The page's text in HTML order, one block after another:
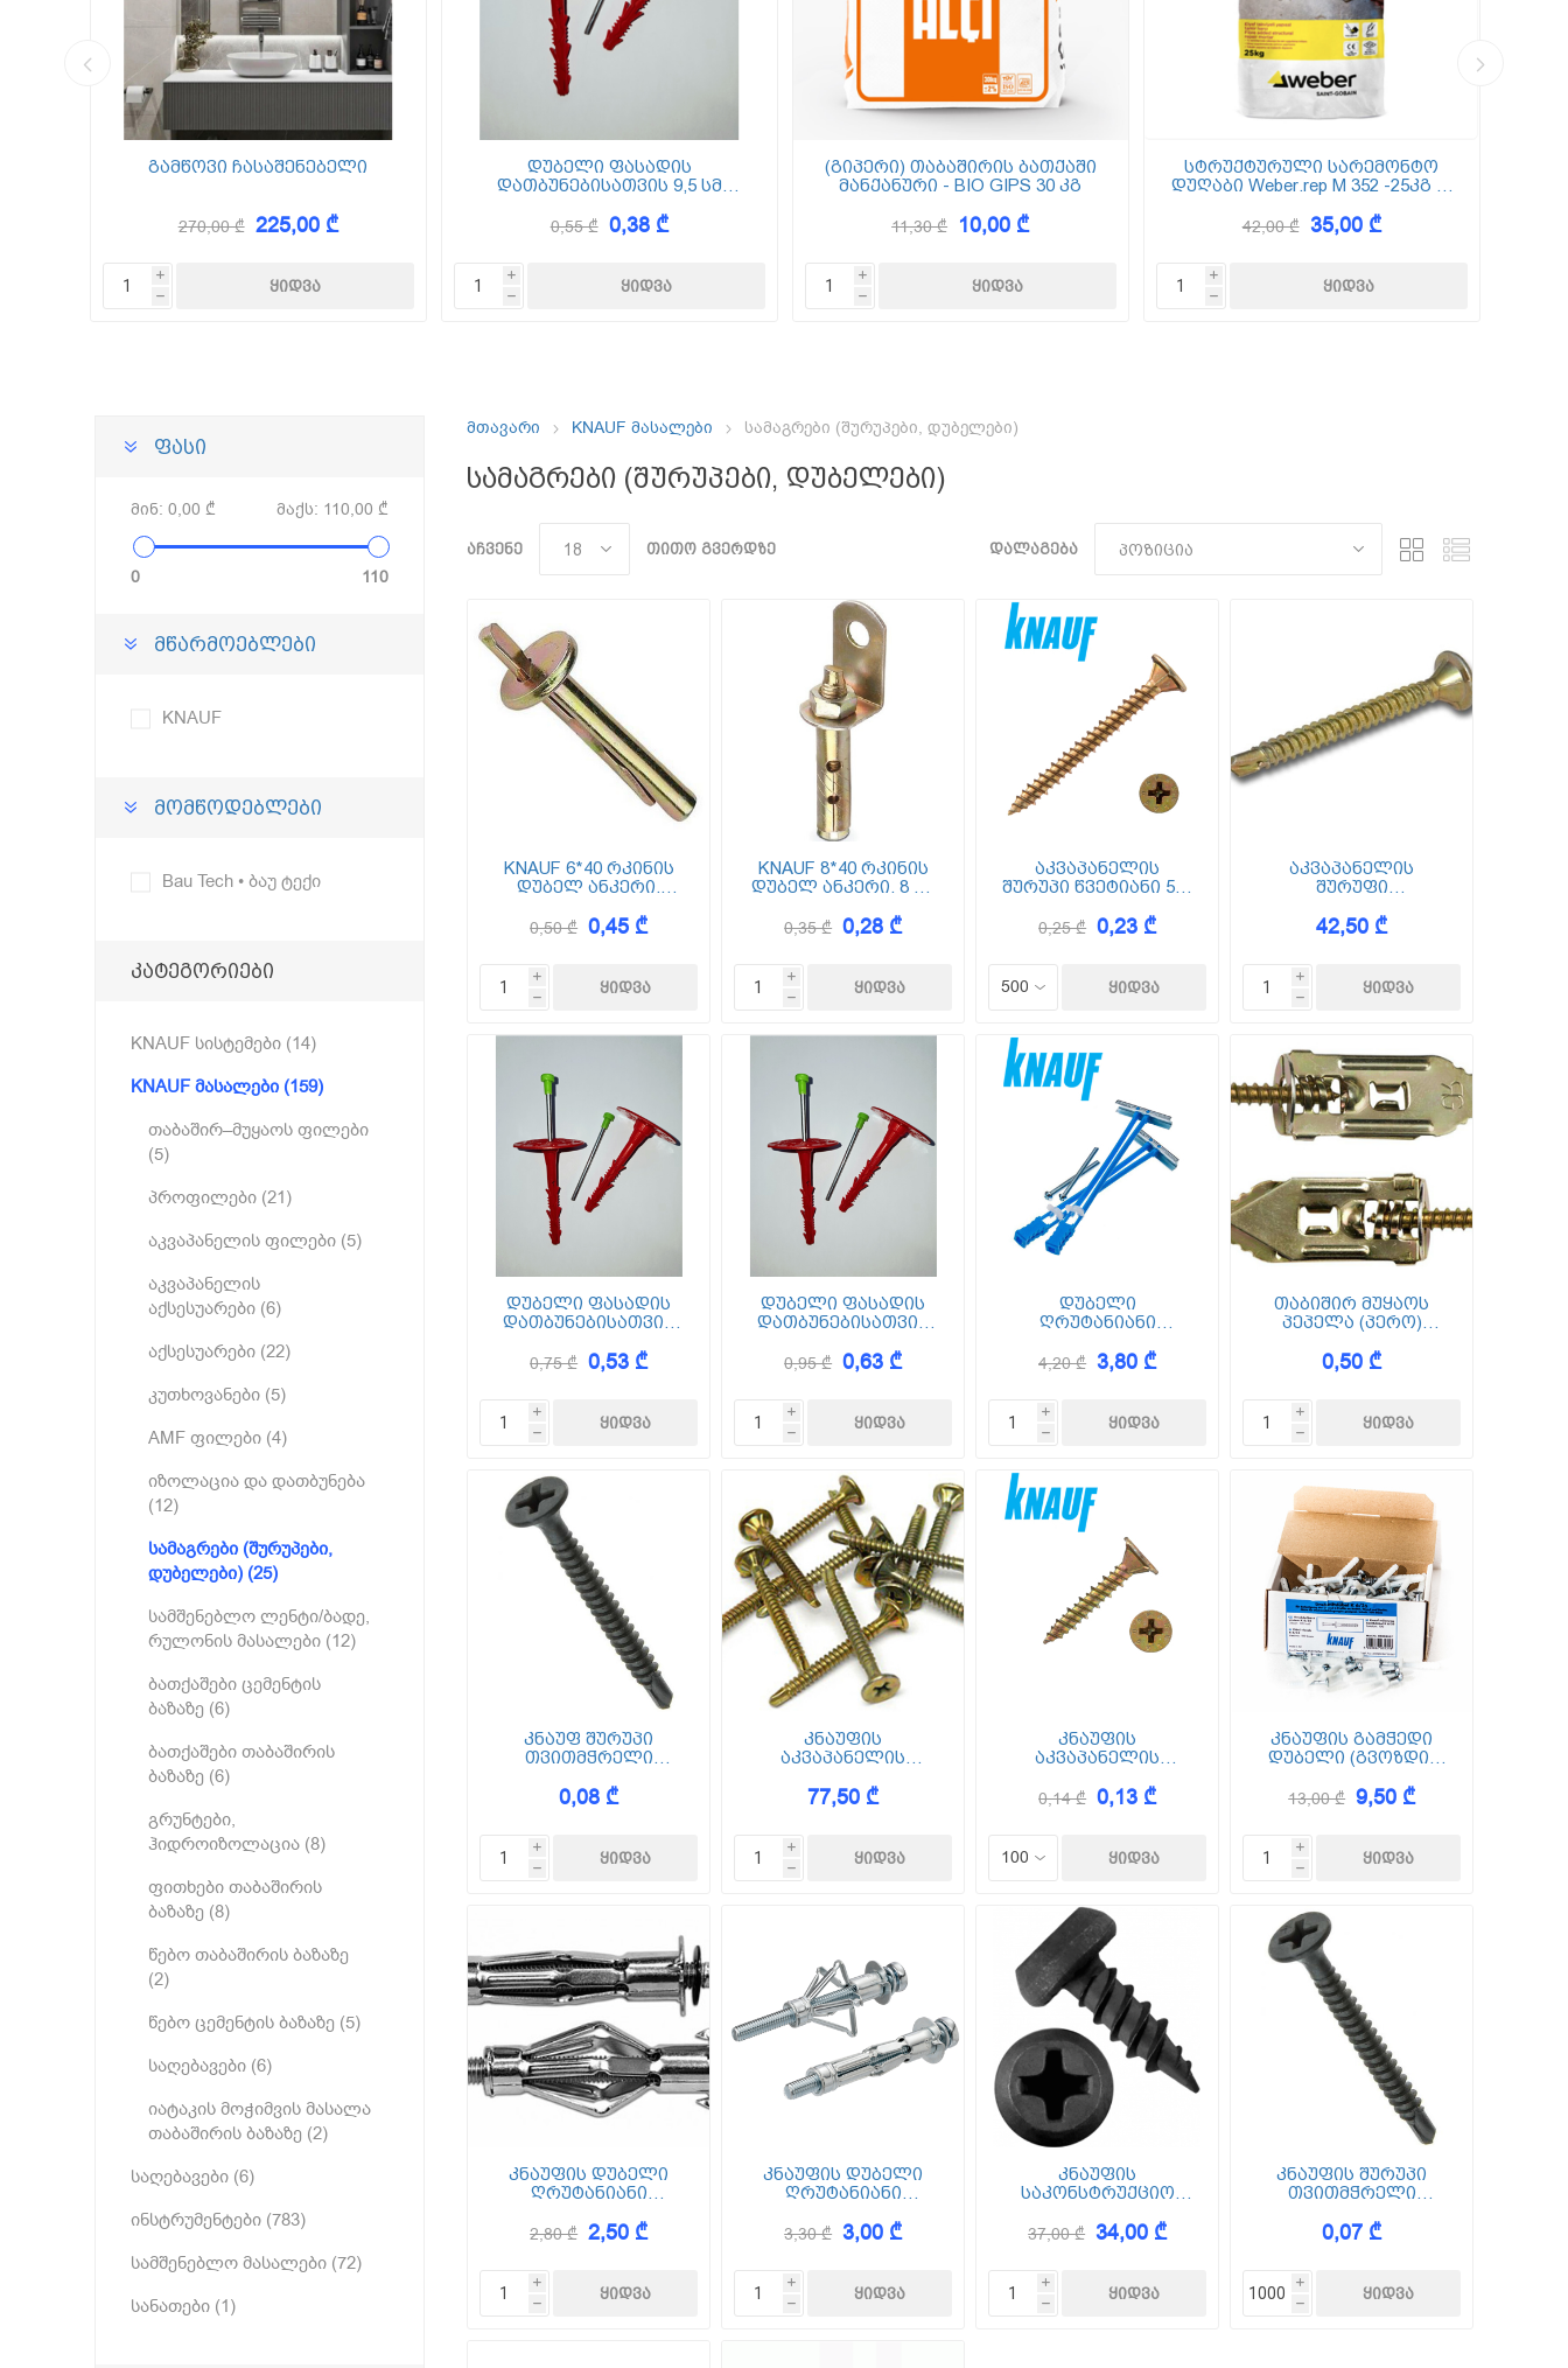
კედლის შემოსვები
KAEM Dekor
გამწოვი ჩასაშენებელი
270,00 ₾ 225,00 ₾
i
h
დუბელი ფასადის
დათბუნებისათვის 9,5 სმ
0,55 ₾ 0,38 ₾
i
h
(გიპერი) თაბაშირის ბათქაში
მანქანური - BIO GIPS 30 კგ
11,30 ₾ 10,00 ₾
i
h
სტრუქტურული სარემონტო
დუღაბი Weber.rep M 352 -25კგ (5
42,00 ₾ 35,00 ₾
i
h
მთავარი KNAUF მასალები სამაგრები (შურუპები, დუბელები)
სამაგრები (შურუპები, დუბელები)
დალაგება
აჩვენე თითო გვერდზე
KNAUF 6*40 რკინის
დუბელ ანკერი.
მმ დიამეტრით
0,50 ₾ 0,45 ₾
i
h
KNAUF 8*40 რკინის
დუბელ ანკერი. 8 მმ
0,35 ₾ 0,28 ₾
i
h
აკვაპანელის
შურუპი წვეტიანი 500
0,25 ₾ 0,23 ₾
აკვაპანელის
შურუფი
3.9*25 (250ც)
42,50 ₾
i
h
დუბელი ფასადის
დათბუნებისათვის
XPS EPS
0,75 ₾ 0,53 ₾
i
h
დუბელი ფასადის
დათბუნებისათვის
XPS EPS
0,95 ₾ 0,63 ₾
i
h
დუბელი
ღრუტანიანი
Hartmut M5/60
4,20 ₾ 3,80 ₾
i
h
თაბიშირ მუყაოს
პეპელა (პერო)
რამდენიმე
ფილიანი შემოსვის
0,50 ₾
i
h
კნაუფ შურუპი
თვითმჭრელი
3.5x35 1000ც
0,08 ₾
i
h
კნაუფის
აკვაპანელის
ბურღთავიანი (SB 39)
77,50 ₾
i
h
კნაუფის
აკვაპანელის
1000 ც (SN 25) 4.2*25
0,14 ₾ 0,13 ₾
კნაუფის გამჭედი
დუბელი (გვოზდი)
13,00 ₾ 9,50 ₾
i
h
კნაუფის დუბელი
ღრუტანიანი
გამოიყენება თ/მ
ფილის 1 ფენიანი
შემოსვის დროს.
2,80 ₾ 2,50 ₾
i
h
კნაუფის დუბელი
ღრუტანიანი
გამოიყენება თ/მ
ფილის 2 ფენიანი
შემოსვის დროს.
3,30 ₾ 3,00 ₾
i
h
კნაუფის
საკონსტრუქციო
თვითმჭრელი ლნ (LN
9) 3.5*9 1000ც
37,00 ₾ 34,00 ₾
i
h
კნაუფის შურუპი
თვითმჭრელი
3.5x25 1000ც
0,07 ₾
i
h
ფასი
მინ: 0,00 ₾ მაქს: 110,00 ₾
0 110
მწარმოებლები
KNAUF
მომწოდებლები
Bau Tech • ბაუ ტექი
კატეგორიები
KNAUF სისტემები (14)
KNAUF მასალები (159)
თაბაშირ–მუყაოს ფილები
(5)
პროფილები (21)
აკვაპანელის ფილები (5)
აკვაპანელის
აქსესუარები (6)
აქსესუარები (22)
კუთხოვანები (5)
AMF ფილები (4)
იზოლაცია და დათბუნება
(12)
სამაგრები (შურუპები,
დუბელები) (25)
სამშენებლო ლენტი/ბადე,
რულონის მასალები (12)
ბათქაშები ცემენტის
ბაზაზე (6)
ბათქაშები თაბაშირის
ბაზაზე (6)
გრუნტები,
ჰიდროიზოლაცია (8)
ფითხები თაბაშირის
ბაზაზე (8)
წებო თაბაშირის ბაზაზე
(2)
წებო ცემენტის ბაზაზე (5)
საღებავები (6)
იატაკის მოჭიმვის მასალა
თაბაშირის ბაზაზე (2)
საღებავები (6)
ინსტრუმენტები (783)
სამშენებლო მასალები (72)
სანათები (1)